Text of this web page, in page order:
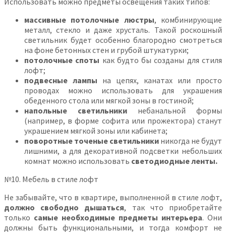
массивные потолочные люстры, комбинирующие
металл, стекло и даже хрусталь. Такой роскошный
светильник будет особенно благородно смотреться
на фоне бетонных стен и грубой штукатурки;
потолочные споты как будто бы созданы для стиля
лофт;
подвесные лампы на цепях, канатах или просто
проводах можно использовать для украшения
обеденного стола или мягкой зоны в гостиной;
напольные светильники небанальной формы
(например, в форме софита или прожектора) станут
украшением мягкой зоны или кабинета;
поворотные точеные светильники никогда не будут
лишними, а для декоративной подсветки небольших
комнат можно использовать светодиодные ленты.
№10. Мебель в стиле лофт
Не забывайте, что в квартире, выполненной в стиле лофт,
должно свободно дышаться, так что приобретайте
только самые необходимые предметы интерьера. Они
должны быть функциональными, и тогда комфорт не